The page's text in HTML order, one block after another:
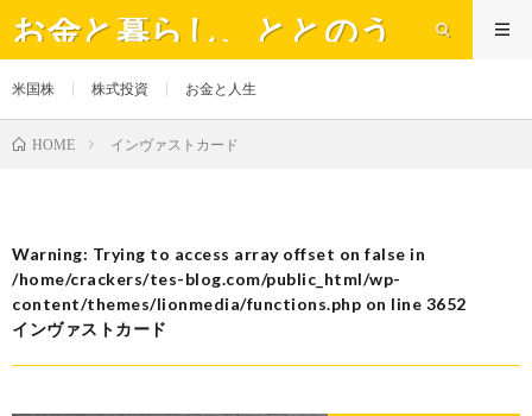
お金と暮らし、ととのう
米国株 株式投資 お金と人生
HOME インヴァストカード
Warning: Trying to access array offset on false in
/home/crackers/tes-blog.com/public_html/wp-
content/themes/lionmedia/functions.php on line 3652
インヴァストカード